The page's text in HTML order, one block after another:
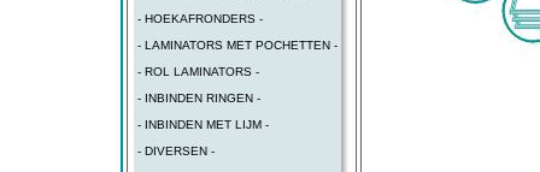
- HOEKAFRONDERS -
- LAMINATORS MET POCHETTEN -
- ROL LAMINATORS -
- INBINDEN RINGEN -
- INBINDEN MET LIJM -
- DIVERSEN -